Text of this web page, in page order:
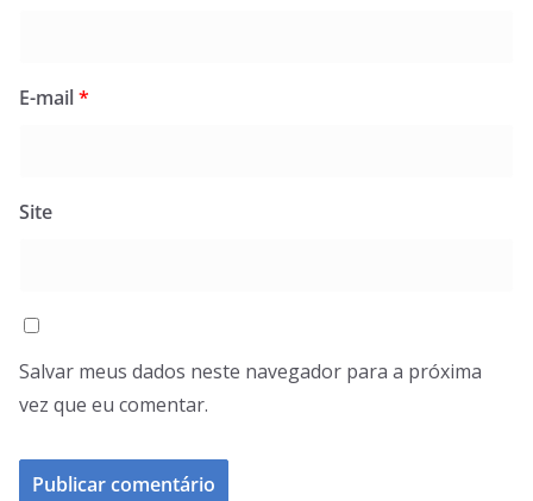
E-mail*
Site
Salvar meus dados neste navegador para a próxima
vez que eu comentar.